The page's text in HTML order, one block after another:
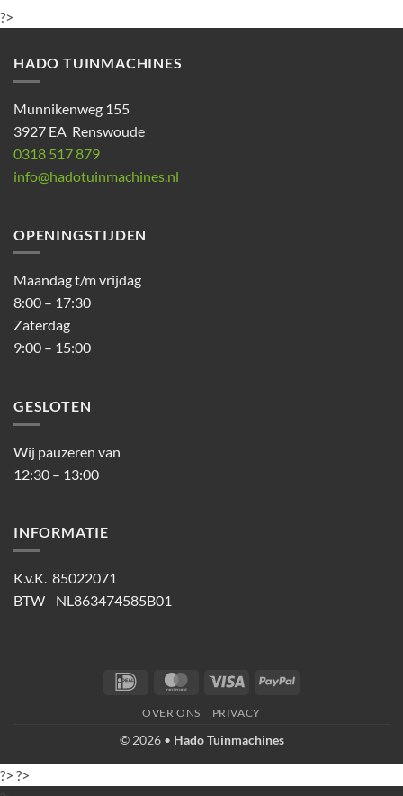
?>
HADO TUINMACHINES
Munnikenweg 155
3927 EA Renswoude
0318 517 879
info@hadotuinmachines.nl
OPENINGSTIJDEN
Maandag t/m vrijdag
8:00 – 17:30
Zaterdag
9:00 – 15:00
GESLOTEN
Wij pauzeren van
12:30 – 13:00
INFORMATIE
K.v.K. 85022071
BTW NL863474585B01
IDeal MasterCard
Visa PayPal
OVER ONS PRIVACY
© 2026 • Hado Tuinmachines
?> ?>